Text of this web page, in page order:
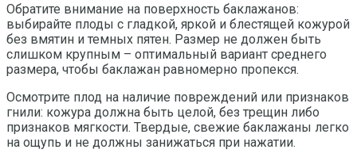
Обратите внимание на поверхность баклажанов:
выбирайте плоды с гладкой, яркой и блестящей кожурой
без вмятин и темных пятен. Размер не должен быть
слишком крупным – оптимальный вариант среднего
размера, чтобы баклажан равномерно пропекся.
Осмотрите плод на наличие повреждений или признаков
гнили: кожура должна быть целой, без трещин либо
признаков мягкости. Твердые, свежие баклажаны легко
на ощупь и не должны занижаться при нажатии.